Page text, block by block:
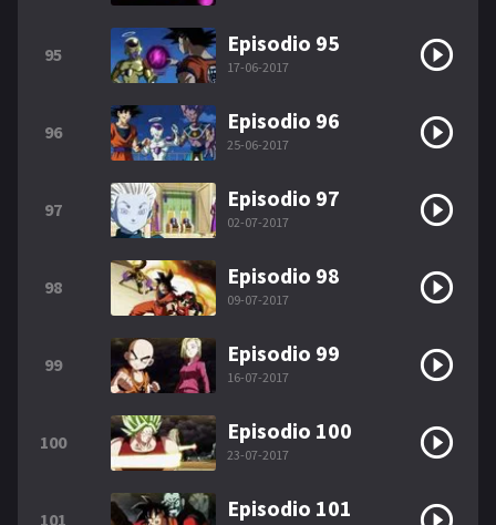
95 Episodio 95
17-06-2017
96 Episodio 96
25-06-2017
97 Episodio 97
02-07-2017
98 Episodio 98
09-07-2017
99 Episodio 99
16-07-2017
100 Episodio 100
23-07-2017
101 Episodio 101